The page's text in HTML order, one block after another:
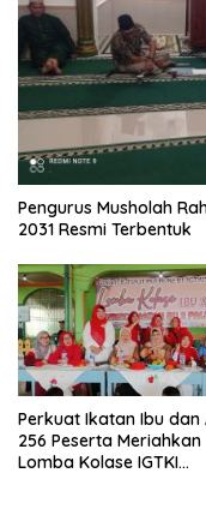
Pengurus Musholah
2031 Resmi Terbentuk
Perkuat Ikatan Ibu dan
256 Peserta Meriahkan
Lomba Kolase IGTKI